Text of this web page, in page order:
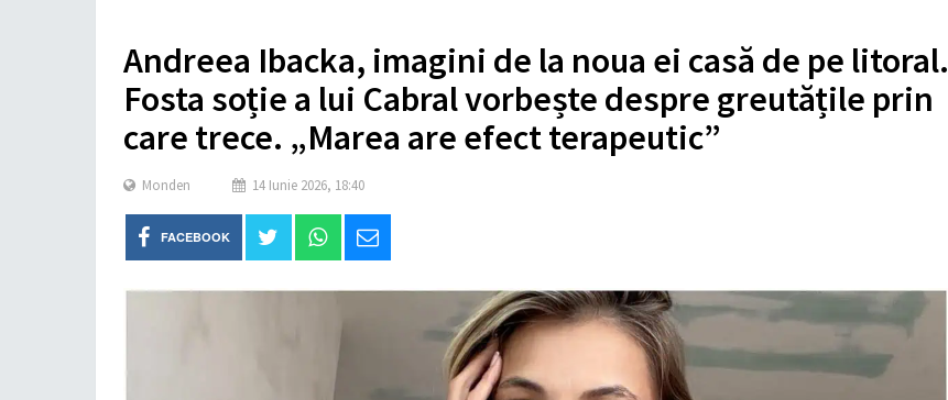
Andreea Ibacka, imagini de la noua ei casă de pe litoral.
Fosta soție a lui Cabral vorbește despre greutățile prin
care trece. „Marea are efect terapeutic”
Monden 14 Iunie 2026, 18:40
FACEBOOK